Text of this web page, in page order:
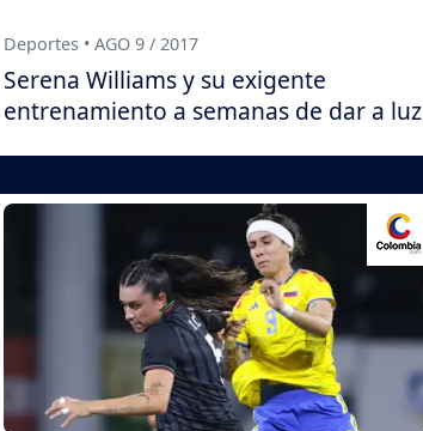
Deportes • AGO 9 / 2017
Serena Williams y su exigente
entrenamiento a semanas de dar a luz